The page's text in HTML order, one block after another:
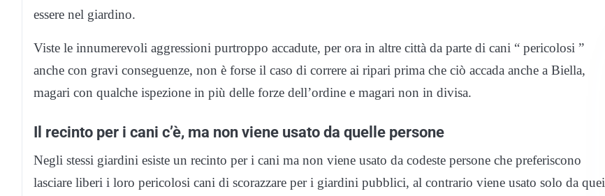
essere nel giardino.
Viste le innumerevoli aggressioni purtroppo accadute, per ora in altre città da parte di cani “ pericolosi ”
anche con gravi conseguenze, non è forse il caso di correre ai ripari prima che ciò accada anche a Biella,
magari con qualche ispezione in più delle forze dell’ordine e magari non in divisa.
Il recinto per i cani c’è, ma non viene usato da quelle persone
Negli stessi giardini esiste un recinto per i cani ma non viene usato da codeste persone che preferiscono
lasciare liberi i loro pericolosi cani di scorazzare per i giardini pubblici, al contrario viene usato solo da quei